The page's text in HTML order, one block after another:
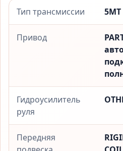
Тип трансмиссии 5MT
Привод
Гидроусилитель
руля
Передняя